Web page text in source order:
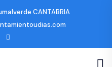
CANTABRIA